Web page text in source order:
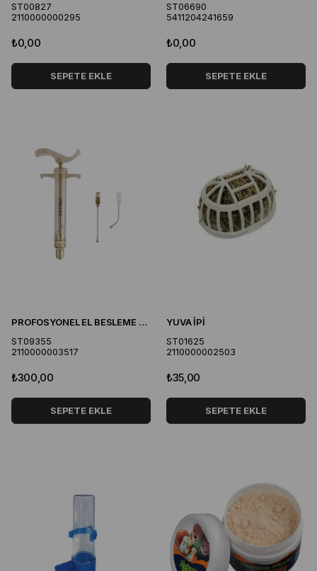
ST00827
2110000000295
₺0,00
SEPETE EKLE
ST06690
5411204241659
₺0,00
SEPETE EKLE
PROFOSYONEL EL BESLEME ŞIRINGASI 5 CC 2 UÇLU
ST09355
2110000003517
₺300,00
SEPETE EKLE
YUVA İPİ
ST01625
2110000002503
₺35,00
SEPETE EKLE